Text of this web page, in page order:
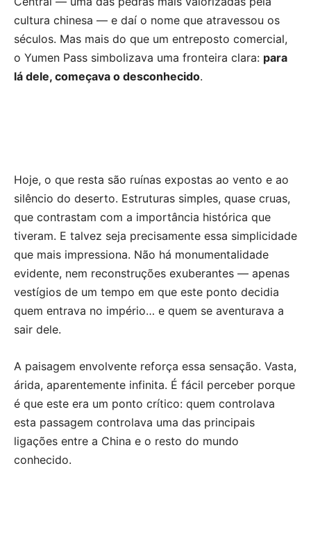
cultura chinesa — e daí o nome que atravessou os
séculos. Mas mais do que um entreposto comercial,
o Yumen Pass simbolizava uma fronteira clara: para
lá dele, começava o desconhecido.
Hoje, o que resta são ruínas expostas ao vento e ao
silêncio do deserto. Estruturas simples, quase cruas,
que contrastam com a importância histórica que
tiveram. E talvez seja precisamente essa simplicidade
que mais impressiona. Não há monumentalidade
evidente, nem reconstruções exuberantes — apenas
vestígios de um tempo em que este ponto decidia
quem entrava no império… e quem se aventurava a
sair dele.
A paisagem envolvente reforça essa sensação. Vasta,
árida, aparentemente infinita. É fácil perceber porque
é que este era um ponto crítico: quem controlava
esta passagem controlava uma das principais
ligações entre a China e o resto do mundo
conhecido.